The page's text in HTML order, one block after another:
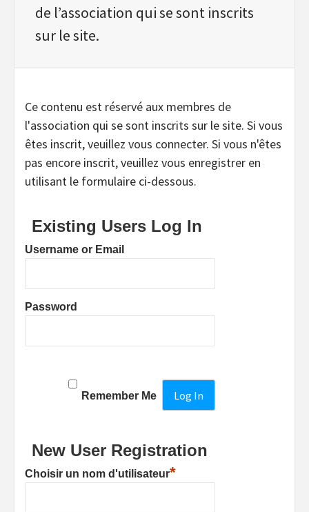
de l’association qui se sont inscrits
sur le site.
Ce contenu est réservé aux membres de
l'association qui se sont inscrits sur le site. Si vous
êtes inscrit, veuillez vous connecter. Si vous n'êtes
pas encore inscrit, veuillez vous enregistrer en
utilisant le formulaire ci-dessous.
Existing Users Log In
Username or Email
Password
Remember Me
New User Registration
Choisir un nom d'utilisateur*